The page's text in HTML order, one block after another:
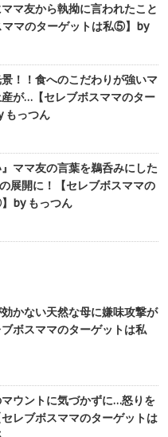
マ友から執拗に言われたこと
マのターゲットは私⑤】by
！！食へのこだわりが強いマ
が…【セレブボスママのター
もっつん
』ママ友の言葉を鵜呑みにした
展開に！【セレブボスママの
by もっつん
かない天然な母に嫌味攻撃が
ボスママのターゲットは私
ウントに気づかずに…怒りを
レブボスママのターゲットは